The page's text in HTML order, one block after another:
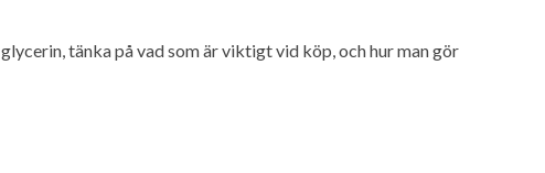
tänka på vad som är viktigt vid köp, och hur man gör